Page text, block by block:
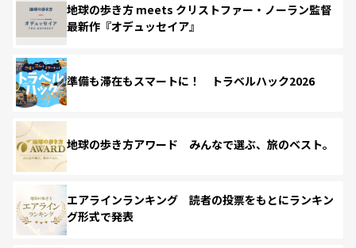
地球の歩き方 meets クリストファー・ノーラン監督
最新作『オデュッセイア』
準備も滞在もスマートに！ トラベルハック2026
地球の歩き方アワード みんなで選ぶ、旅のベスト。
エアラインランキング 読者の投票をもとにランキン
グ形式で発表